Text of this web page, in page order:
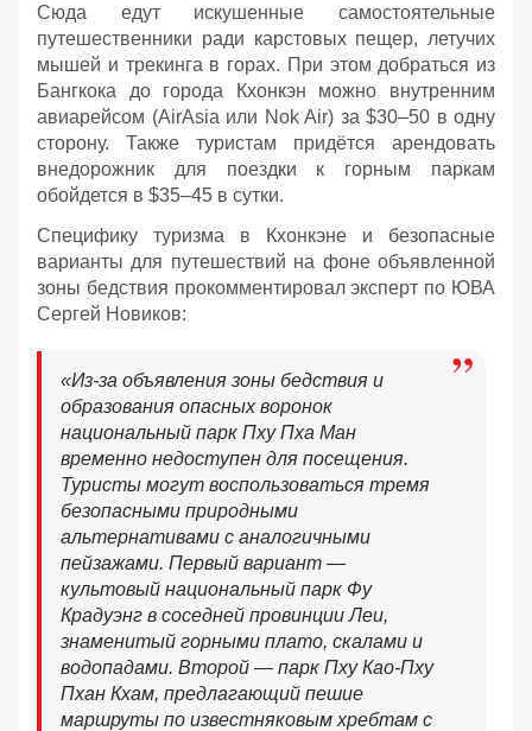
Сюда едут искушенные самостоятельные
путешественники ради карстовых пещер, летучих
мышей и трекинга в горах. При этом добраться из
Бангкока до города Кхонкэн можно внутренним
авиарейсом (AirAsia или Nok Air) за $30–50 в одну
сторону. Также туристам придётся арендовать
внедорожник для поездки к горным паркам
обойдется в $35–45 в сутки.
Специфику туризма в Кхонкэне и безопасные
варианты для путешествий на фоне объявленной
зоны бедствия прокомментировал эксперт по ЮВА
Сергей Новиков:
«Из-за объявления зоны бедствия и
образования опасных воронок
национальный парк Пху Пха Ман
временно недоступен для посещения.
Туристы могут воспользоваться тремя
безопасными природными
альтернативами с аналогичными
пейзажами. Первый вариант —
культовый национальный парк Фу
Крадуэнг в соседней провинции Леи,
знаменитый горными плато, скалами и
водопадами. Второй — парк Пху Као-Пху
Пхан Кхам, предлагающий пешие
маршруты по известняковым хребтам с